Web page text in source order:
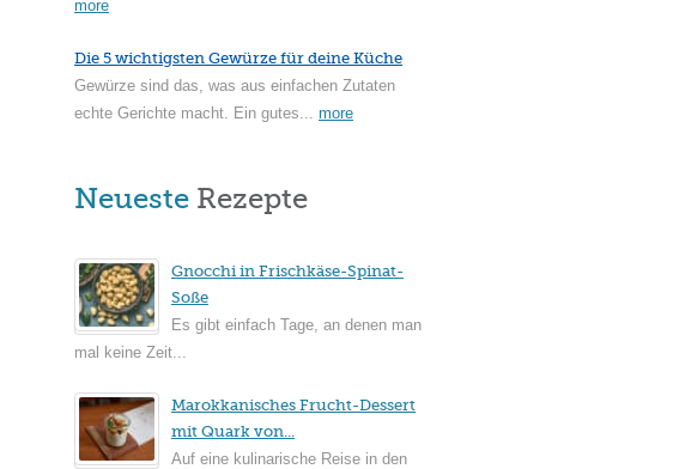
more
Die 5 wichtigsten Gewürze für deine Küche
Gewürze sind das, was aus einfachen Zutaten
echte Gerichte macht. Ein gutes... more
Neueste Rezepte
Gnocchi in Frischkäse-Spinat-
Soße
Es gibt einfach Tage, an denen man
mal keine Zeit...
Marokkanisches Frucht-Dessert
mit Quark von...
Auf eine kulinarische Reise in den